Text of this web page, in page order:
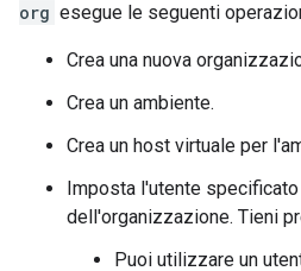
org esegue le seguenti
Crea una nuova
Crea un ambiente.
Crea un host virtuale per
Imposta l'utente
dell'organizzazione. Tieni
Puoi utilizzare un